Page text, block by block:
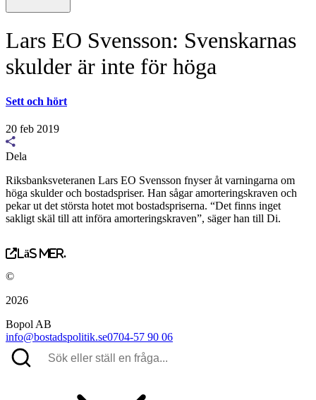
Lars EO Svensson: Svenskarnas
skulder är inte för höga
Sett och hört
20 feb 2019
Dela
Riksbanksveteranen Lars EO Svensson fnyser åt varningarna om
höga skulder och bostadspriser. Han sågar amorteringskraven och
pekar ut det största hotet mot bostadspriserna. “Det finns inget
sakligt skäl till att införa amorteringskraven”, säger han till Di.
Läs mer.
©
2026
Bopol AB
info@bostadspolitik.se0704-57 90 06